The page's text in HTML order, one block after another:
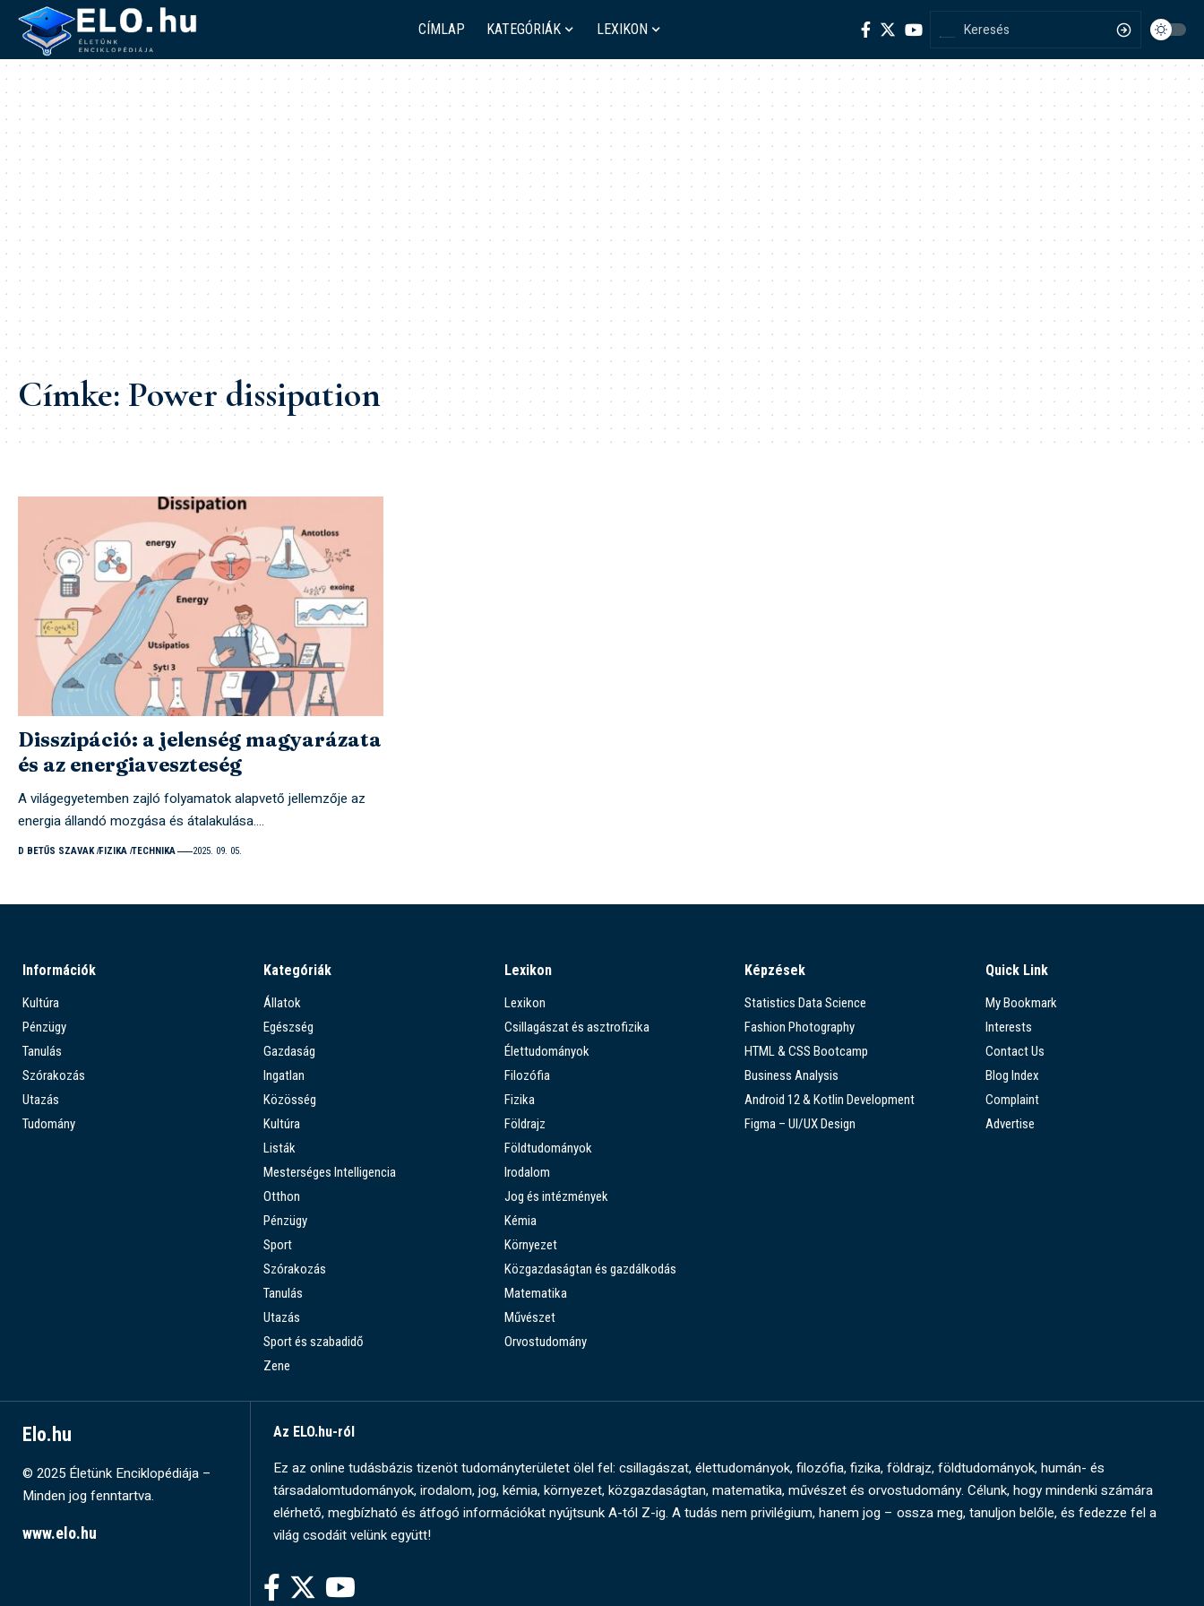
CÍMLAP KATEGÓRIÁK LEXIKON
Címke:Power dissipation
Disszipáció: a jelenség magyarázata
és az energiaveszteség
A világegyetemben zajló folyamatok alapvető jellemzője az
energia állandó mozgása és átalakulása.…
D BETŰS SZAVAK FIZIKA TECHNIKA 2025. 09. 05.
Információk
Kultúra
Pénzügy
Tanulás
Szórakozás
Utazás
Tudomány
Kategóriák
Állatok
Egészség
Gazdaság
Ingatlan
Közösség
Kultúra
Listák
Mesterséges Intelligencia
Otthon
Pénzügy
Sport
Szórakozás
Tanulás
Utazás
Sport és szabadidő
Zene
Lexikon
Lexikon
Csillagászat és asztrofizika
Élettudományok
Filozófia
Fizika
Földrajz
Földtudományok
Irodalom
Jog és intézmények
Kémia
Környezet
Közgazdaságtan és gazdálkodás
Matematika
Művészet
Orvostudomány
Képzések
Statistics Data Science
Fashion Photography
HTML & CSS Bootcamp
Business Analysis
Android 12 & Kotlin Development
Figma – UI/UX Design
Quick Link
My Bookmark
Interests
Contact Us
Blog Index
Complaint
Advertise
Elo.hu
© 2025 Életünk Enciklopédiája –
Minden jog fenntartva.
www.elo.hu
Az ELO.hu-ról
Ez az online tudásbázis tizenöt tudományterületet ölel fel: csillagászat, élettudományok, filozófia, fizika, földrajz, földtudományok, humán- és
társadalomtudományok, irodalom, jog, kémia, környezet, közgazdaságtan, matematika, művészet és orvostudomány. Célunk, hogy mindenki számára
elérhető, megbízható és átfogó információkat nyújtsunk A-tól Z-ig. A tudás nem privilégium, hanem jog – ossza meg, tanuljon belőle, és fedezze fel a
világ csodáit velünk együtt!